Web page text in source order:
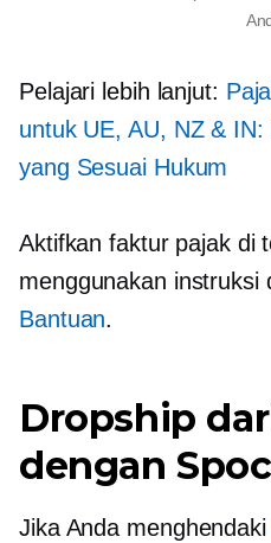
Pelajari lebih lanjut:
untuk UE, AU, NZ &
yang Sesuai Hukum
Aktifkan faktur pajak di
menggunakan instruksi
Bantuan.
Dropship
dengan
Jika Anda menghendaki